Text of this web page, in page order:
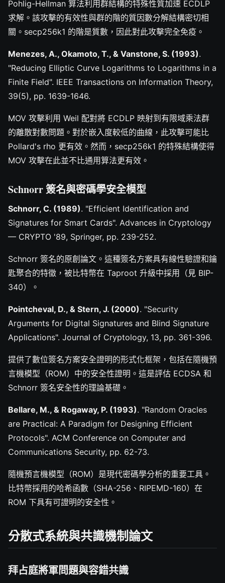
Pohlig-Hellman 算法利用群結構的特殊性質加速 ECDLP
求解。該攻擊的有效性與群的階的質因數分解結構密切相
關。secp256k1 的階是質數，因此對此攻擊完全免疫。
Menezes, A., Okamoto, T., & Vanstone, S. (1993).
"Reducing Elliptic Curve Logarithms to Logarithms in a
Finite Field". IEEE Transactions on Information Theory,
39(5), pp. 1639-1646.
MOV 攻擊利用 Weil 配對將 ECDLP 映射到有限域乘法群
的離散對數問題。對於嵌入度較低的曲線，此攻擊可能比
Pollard's rho 更有效。然而，secp256k1 的特殊結構使得
MOV 攻擊在此並不比通用算法更有效。
Schnorr 簽名與密碼學安全模型
Schnorr, C. (1989). "Efficient Identification and
Signatures for Smart Cards". Advances in Cryptology
— CRYPTO '89, Springer, pp. 239-252.
Schnorr 簽名的原創論文。這種簽名方案具有線性驗證和鑰
匙聚合的特徵，被比特幣在 Taproot 升級中採用（見 BIP-
340）。
Pointcheval, D., & Stern, J. (2000). "Security
Arguments for Digital Signatures and Blind Signature
Applications". Journal of Cryptology, 13, pp. 361-396.
提供了數位簽名方案安全證明的形式化框架，包括在隨機預
言機模型（ROM）中的安全性證明。這是評估 ECDSA 和
Schnorr 簽名安全性的理論基礎。
Bellare, M., & Rogaway, P. (1993). "Random Oracles
are Practical: A Paradigm for Designing Efficient
Protocols". ACM Conference on Computer and
Communications Security, pp. 62-73.
隨機預言機模型（ROM）是現代密碼學分析的重要工具。
比特幣採用的哈希函數（SHA-256、RIPEMD-160）在
ROM 下具有可證明的安全性。
分散式系統與共識機制論文
拜占庭將軍問題與容錯共識